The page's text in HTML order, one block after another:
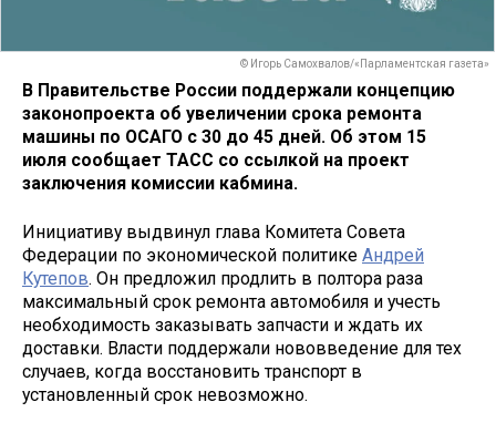
© Игорь Самохвалов/«Парламентская газета»
В Правительстве России поддержали концепцию
законопроекта об увеличении срока ремонта
машины по ОСАГО с 30 до 45 дней. Об этом 15
июля сообщает ТАСС со ссылкой на проект
заключения комиссии кабмина.
Инициативу выдвинул глава Комитета Совета
Федерации по экономической политике Андрей
Кутепов. Он предложил продлить в полтора раза
максимальный срок ремонта автомобиля и учесть
необходимость заказывать запчасти и ждать их
доставки. Власти поддержали нововведение для тех
случаев, когда восстановить транспорт в
установленный срок невозможно.